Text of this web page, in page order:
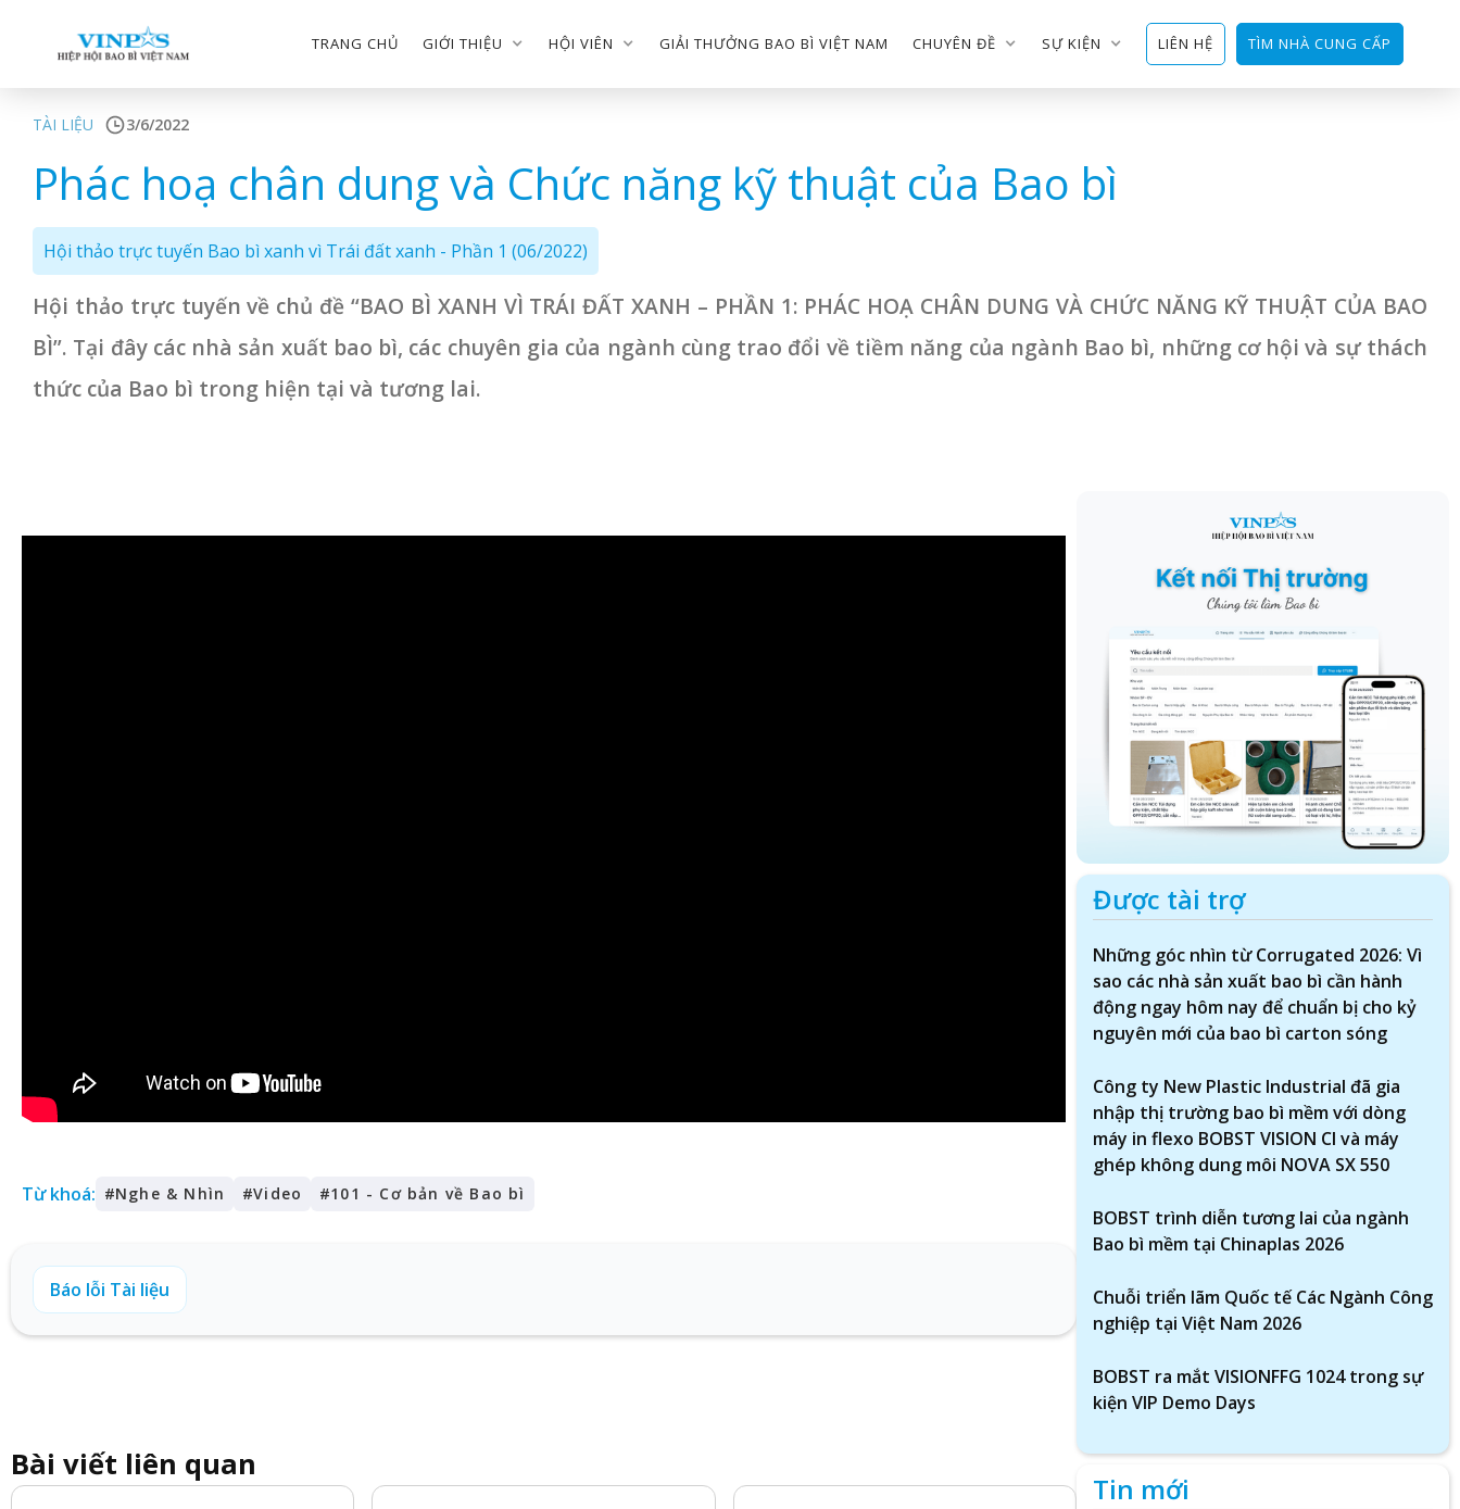
TRANG CHỦ GIỚI THIỆU HỘI VIÊN GIẢI THƯỞNG BAO BÌ VIỆT NAM CHUYÊN ĐỀ SỰ KIỆN LIÊN HỆ TÌM NHÀ CUNG CẤP
TÀI LIỆU 3/6/2022
Phác hoạ chân dung và Chức năng kỹ thuật của Bao bì
Hội thảo trực tuyến Bao bì xanh vì Trái đất xanh - Phần 1 (06/2022)
Hội thảo trực tuyến về chủ đề “BAO BÌ XANH VÌ TRÁI ĐẤT XANH – PHẦN 1: PHÁC HOẠ CHÂN DUNG VÀ CHỨC NĂNG KỸ THUẬT CỦA BAO
BÌ”. Tại đây các nhà sản xuất bao bì, các chuyên gia của ngành cùng trao đổi về tiềm năng của ngành Bao bì, những cơ hội và sự thách
thức của Bao bì trong hiện tại và tương lai.
Từ khoá: #Nghe & Nhìn #Video #101 - Cơ bản về Bao bì
Báo lỗi Tài liệu
Bài viết liên quan
Được tài trợ
Những góc nhìn từ Corrugated 2026: Vì
sao các nhà sản xuất bao bì cần hành
động ngay hôm nay để chuẩn bị cho kỷ
nguyên mới của bao bì carton sóng
Công ty New Plastic Industrial đã gia
nhập thị trường bao bì mềm với dòng
máy in flexo BOBST VISION CI và máy
ghép không dung môi NOVA SX 550
BOBST trình diễn tương lai của ngành
Bao bì mềm tại Chinaplas 2026
Chuỗi triển lãm Quốc tế Các Ngành Công
nghiệp tại Việt Nam 2026
BOBST ra mắt VISIONFFG 1024 trong sự
kiện VIP Demo Days
Tin mới